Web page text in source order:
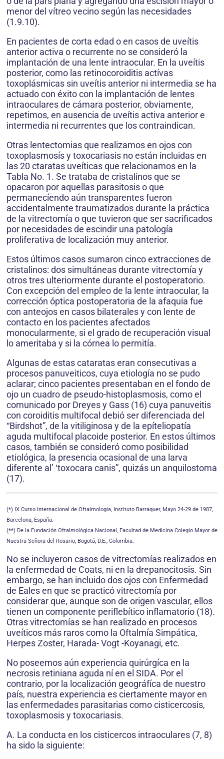
menor del vítreo vecino según las necesidades
(1.9.10).
En pacientes de corta edad o en casos de uveítis
anterior activa o recurrente no se consideró la
implantación de una lente intraocular. En la uveítis
posterior, como las retinocoroiditis actívas
toxoplásmicas sin uveítis anterior ni intermedia se ha
actuado con éxito con la implantación de lentes
intraoculares de cámara posterior, obviamente,
repetimos, en ausencia de uveítis activa anterior e
intermedia ni recurrentes que los contraindican.
Otras lentectomias que realizamos en ojos con
toxoplasmosís y toxocariasis no están incluidas en
las 20 ctaratas uveíticas que relacionamos en la
Tabla No. 1. Se trataba de cristalinos que se
opacaron por aquellas parasitosis o que
permanecíendo aún transparentes fueron
accidentalmente traumatizados durante la práctica
de la vitrectomía o que tuvieron que ser sacrificados
por necesidades de escindir una patología
proliferativa de localización muy anterior.
Estos últimos casos sumaron cinco extracciones de
cristalinos: dos simultáneas durante vitrectomía y
otros tres ulteriormente durante el postoperatorio.
Con excepción del empleo de la lente intraocular, la
corrección óptica postoperatoria de la afaquia fue
con anteojos en casos bilaterales y con lente de
contacto en los pacientes afectados
monocularmente, si el grado de recuperación visual
lo ameritaba y si la córnea lo permitía.
Algunas de estas cataratas eran consecutivas a
procesos panuveiticos, cuya etiología no se pudo
aclarar; cinco pacientes presentaban en el fondo de
ojo un cuadro de pseudo-histoplasmosis, como el
comunicado por Dreyes y Gass (16) cuya panuveitis
con coroiditis multifocal debió ser diferenciada del
“Birdshot”, de la vitiliginosa y de la epíteliopatía
aguda multifocal placoide posterior. En estos últimos
casos, también se consideró como posibilidad
etiológica, la presencia ocasional de una larva
diferente al’ ‘toxocara canis”, quizás un anquilostoma
(17).
(*) IX Curso Internacional de Oftalmologia, Instituto Barraquer, Mayo 24-29 de 1987,
Barcelona, España.
(**) De la Fundación Oftalmológica Nacional, Facultad de Medicina Colegio Mayor de
Nuestra Señora del Rosario, Bogotá, D.E., Colombia.
No se incluyeron casos de vitrectomías realizados en
la enfermedad de Coats, ni en la drepanocitosis. Sin
embargo, se han incluido dos ojos con Enfermedad
de Eales en que se practicó vitrectomía por
considerar que, aunque son de origen vascular, ellos
tienen un componente periflebítico inflamatorio (18).
Otras vitrectomías se han realizado en procesos
uveíticos más raros como la Oftalmía Simpática,
Herpes Zoster, Harada- Vogt -Koyanagi, etc.
No poseemos aún experiencia quirúrgíca en la
necrosis retiniana aguda ní en el SIDA. Por el
contrario, por la localización geográfíca de nuestro
país, nuestra experiencia es ciertamente mayor en
las enfermedades parasitarias como cisticercosis,
toxoplasmosis y toxocariasis.
A. La conducta en los cisticercos intraoculares (7, 8)
ha sido la siguiente: